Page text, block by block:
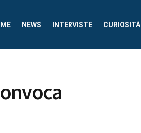
NEWS INTERVISTE CURIOSITÀ